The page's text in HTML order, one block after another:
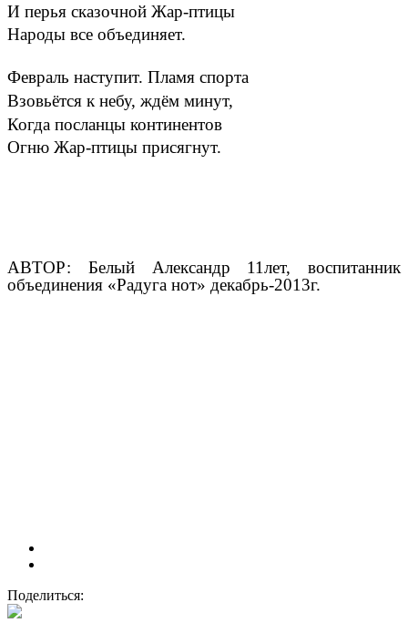
И перья сказочной Жар-птицы
Народы все объединяет.
Февраль наступит. Пламя спорта
Взовьётся к небу, ждём минут,
Когда посланцы континентов
Огню Жар-птицы присягнут.
АВТОР: Белый Александр 11лет, воспитанник
объединения «Радуга нот» декабрь-2013г.
Поделиться: